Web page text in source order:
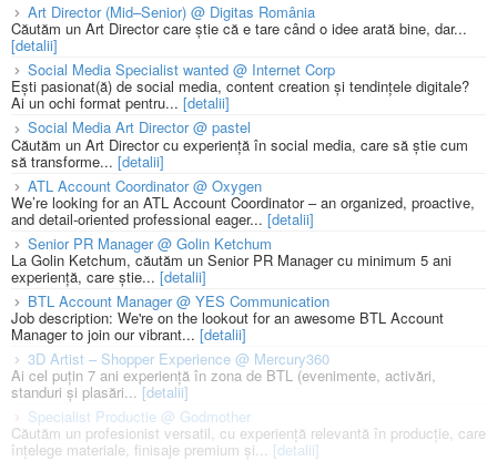
Art Director (Mid–Senior) @ Digitas România
Căutăm un Art Director care știe că e tare când o idee arată bine, dar...
[detalii]
Social Media Specialist wanted @ Internet Corp
Ești pasionat(ă) de social media, content creation și tendințele digitale?
Ai un ochi format pentru... [detalii]
Social Media Art Director @ pastel
Căutăm un Art Director cu experiență în social media, care să știe cum
să transforme... [detalii]
ATL Account Coordinator @ Oxygen
We’re looking for an ATL Account Coordinator – an organized, proactive,
and detail-oriented professional eager... [detalii]
Senior PR Manager @ Golin Ketchum
La Golin Ketchum, căutăm un Senior PR Manager cu minimum 5 ani
experiență, care știe... [detalii]
BTL Account Manager @ YES Communication
Job description: We're on the lookout for an awesome BTL Account
Manager to join our vibrant... [detalii]
3D Artist – Shopper Experience @ Mercury360
Ai cel puțin 7 ani experiență în zona de BTL (evenimente, activări,
standuri și plasări...[detalii]
Specialist Productie @ Godmother
Căutăm un profesionist versatil, cu experiență relevantă în producție, care
înțelege materiale, finisaje premium și... [detalii]